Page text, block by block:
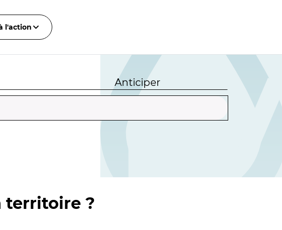
l'action
Anticiper
territoire ?